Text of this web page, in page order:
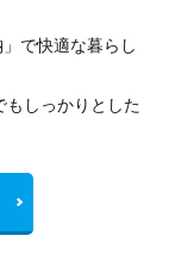
で快適な暮らし
もしっかりとした